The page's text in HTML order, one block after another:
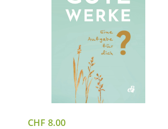
CHF 8.00